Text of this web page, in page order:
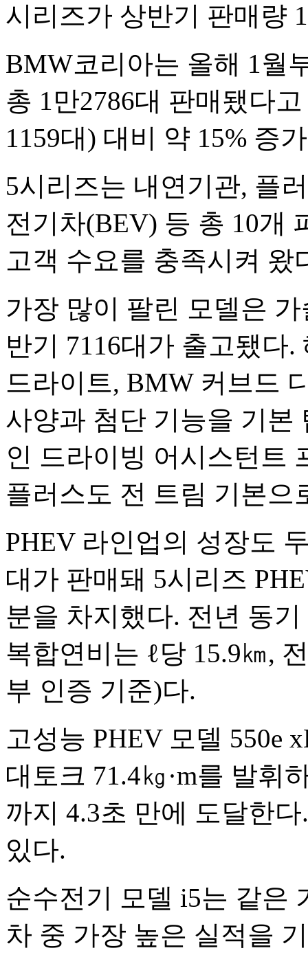
시리즈가 상반기 판매량
BMW코리아는 올해 1월
총 1만2786대 판매됐다
1159대) 대비 약 15% 증
5시리즈는 내연기관, 플
전기차(BEV) 등 총 10개
고객 수요를 충족시켜 왔
가장 많이 팔린 모델은
반기 7116대가 출고됐다
드라이트, BMW 커브드
사양과 첨단 기능을 기본
인 드라이빙 어시스턴트
플러스도 전 트림 기본으
PHEV 라인업의 성장도
대가 판매돼 5시리즈
분을 차지했다. 전년 동
복합연비는 ℓ당 15.9㎞,
부 인증 기준)다.
고성능 PHEV 모델 550e
대토크 71.4㎏·m를 발휘
까지 4.3초 만에 도달한
있다.
순수전기 모델 i5는 같은
차 중 가장 높은 실적을